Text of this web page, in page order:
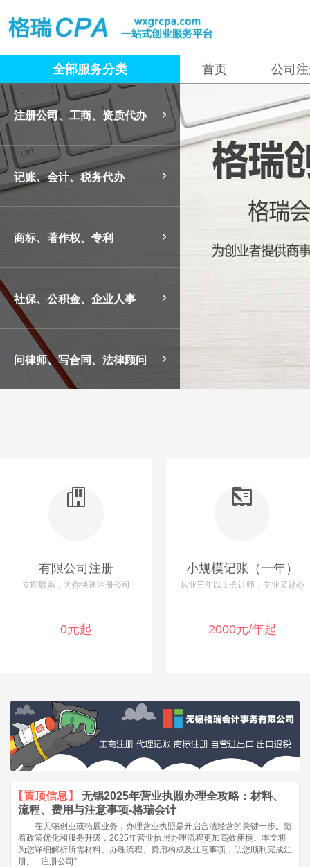
全部服务分类
注册公司、工商、资质代办
记账、会计、税务代办
商标、著作权、专利
社保、公积金、企业人事
问律师、写合同、法律顾问
有限公司注册
分公司注册
工商变更
公司股权变更
公司注册地址
高新企业认证
小规模记账（
一般纳税人代
税务代办
税控代办及票
发票增版/增量
验资报告
商标注册
商标异议
日本商标注册
企业社保代
社保账户注销
个人社保
个人社保代理
工作居住证办
企业人事HR
电话问律师
合同审写
商务合作协议
投资协议
租赁合同
法律会员
首页 公司
有限公司注册
立即联系，为你快速注册公司
0元起
小规模记账（一年）
从业三年以上会计师，专业又贴心
2000元/年起
【置顶信息】
无锡2025年营业执照办理全攻略：材料、
流程、费用与注意事项-格瑞会计
在无锡创业或拓展业务，办理营业执照是开启合法经营的关键一步。随
着政策优化和服务升级，2025年营业执照办理流程更加高效便捷。本文将
为您详细解析所需材料、办理流程、费用构成及注意事项，助您顺利完成注
册。 注册公司” ...